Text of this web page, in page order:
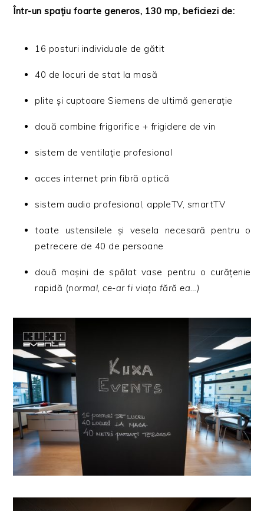
Într-un spațiu foarte generos, 130 mp, beficiezi de:
16 posturi individuale de gătit
40 de locuri de stat la masă
plite și cuptoare Siemens de ultimă generație
două combine frigorifice + frigidere de vin
sistem de ventilație profesional
acces internet prin fibră optică
sistem audio profesional, appleTV, smartTV
toate ustensilele și vesela necesară pentru o
petrecere de 40 de persoane
două mașini de spălat vase pentru o curățenie
rapidă (normal, ce-ar fi viața fără ea…)